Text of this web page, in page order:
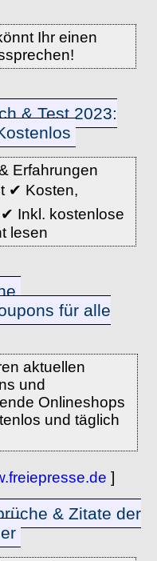
Ihr einen
& Test 2023:
Erfahrungen
✔ Kosten,
Inkl. kostenlose
lesen
für alle
aktuellen
und
Onlineshops
und täglich
]
& Zitate der